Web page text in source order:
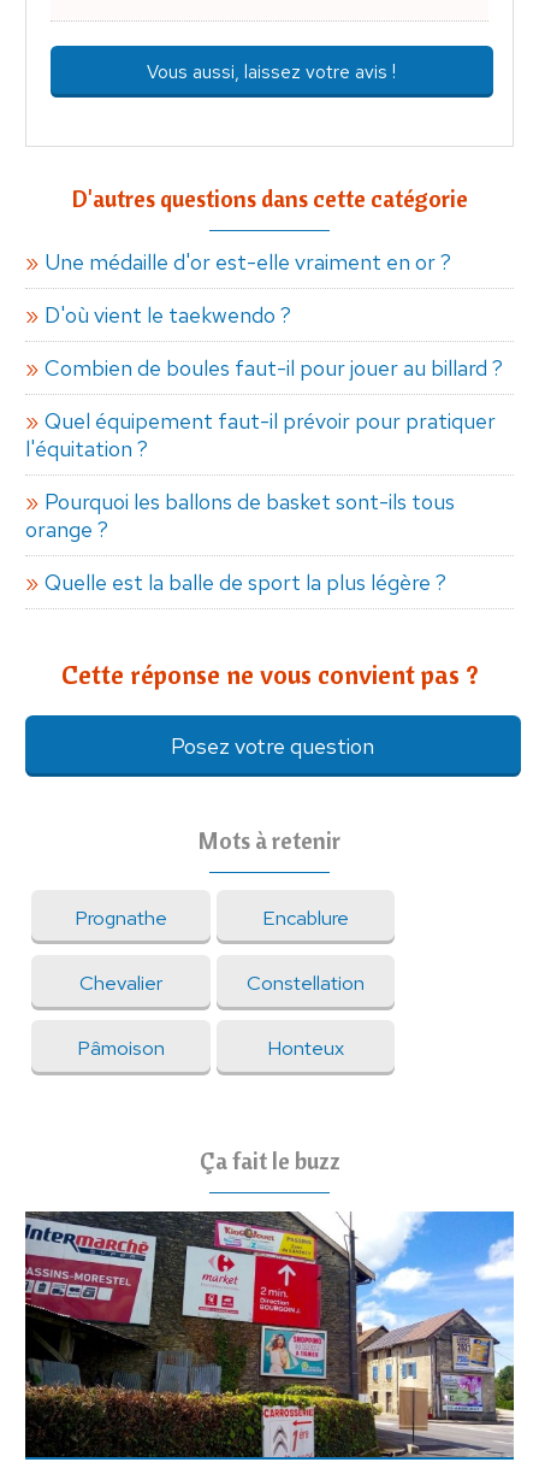
Vous aussi, laissez votre avis !
D'autres questions dans cette catégorie
Une médaille d'or est-elle vraiment en or ?
D'où vient le taekwendo ?
Combien de boules faut-il pour jouer au billard ?
Quel équipement faut-il prévoir pour pratiquer
l'équitation ?
Pourquoi les ballons de basket sont-ils tous
orange ?
Quelle est la balle de sport la plus légère ?
Cette réponse ne vous convient pas ?
Posez votre question
Mots à retenir
Prognathe Encablure
Chevalier Constellation
Pâmoison Honteux
Ça fait le buzz